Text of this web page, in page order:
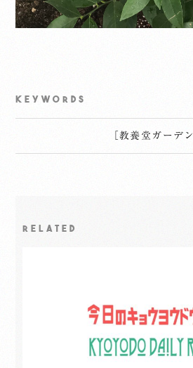
KEYWORDS
［教養堂ガーデン
RELATED